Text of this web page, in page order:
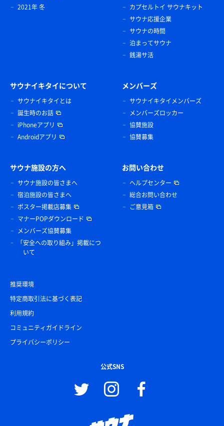
2021年 冬
カプセルトイ サウナキット
サウナ応援企業
サウナの時間
泊まってサウナ
銭湯サ活
サウナイキタイについて
サウナイキタイとは
誕生時のお話
iPhoneアプリ
Androidアプリ
メンバーズ
サウナイキタイメンバーズ
メンバーズロッカー
協賛施設
協賛募集
サウナ施設の方へ
サウナ施設の皆さまへ
宿泊施設の皆さまへ
ポスター掲載店募集
マナーPOPダウンロード
メンバーズ協賛募集
「安全への取り組み」掲載につ
いて
お問い合わせ
ヘルプセンター
総合お問い合わせ
ご意見箱
推奨環境
特定商取引法に基づく表記
利用規約
コミュニティガイドライン
プライバシーポリシー
公式SNS